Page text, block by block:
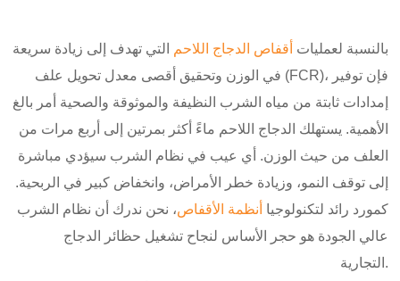
بالنسبة لعمليات أقفاص الدجاج اللاحم
التي تهدف إلى زيادة سريعة
في الوزن وتحقيق أقصى معدل تحويل علف (FCR)، فإن توفير
إمدادات ثابتة من مياه الشرب النظيفة والموثوقة والصحية أمر بالغ
الأهمية. يستهلك الدجاج اللاحم ماءً أكثر بمرتين إلى أربع مرات من
العلف من حيث الوزن. أي عيب في نظام الشرب سيؤدي مباشرة
إلى توقف النمو، وزيادة خطر الأمراض، وانخفاض كبير في الربحية.
كمورد رائد لتكنولوجيا أنظمة الأقفاص، نحن ندرك أن نظام الشرب
عالي الجودة هو حجر الأساس لنجاح تشغيل حظائر الدجاج
التجارية.